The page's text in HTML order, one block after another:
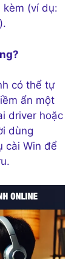
(ví dụ:
có thể tự
ẩn một
driver hoặc
dùng
cài Win để